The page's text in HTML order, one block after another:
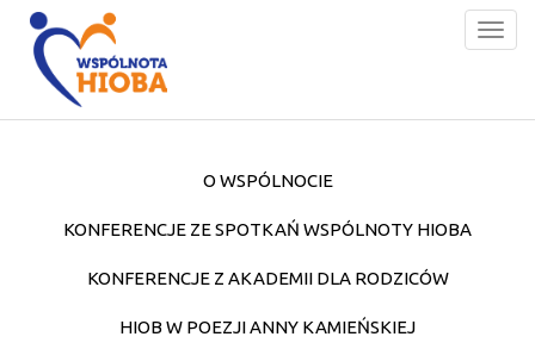
O WSPÓLNOCIE
KONFERENCJE ZE SPOTKAŃ WSPÓLNOTY HIOBA
KONFERENCJE Z AKADEMII DLA RODZICÓW
HIOB W POEZJI ANNY KAMIEŃSKIEJ